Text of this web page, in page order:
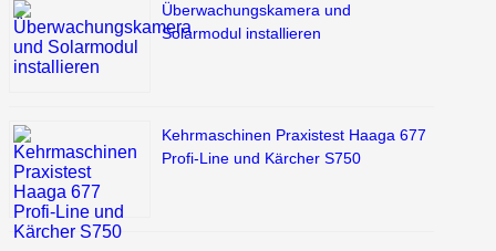
Überwachungskamera und
Solarmodul installieren
Kehrmaschinen Praxistest Haaga 677
Profi-Line und Kärcher S750